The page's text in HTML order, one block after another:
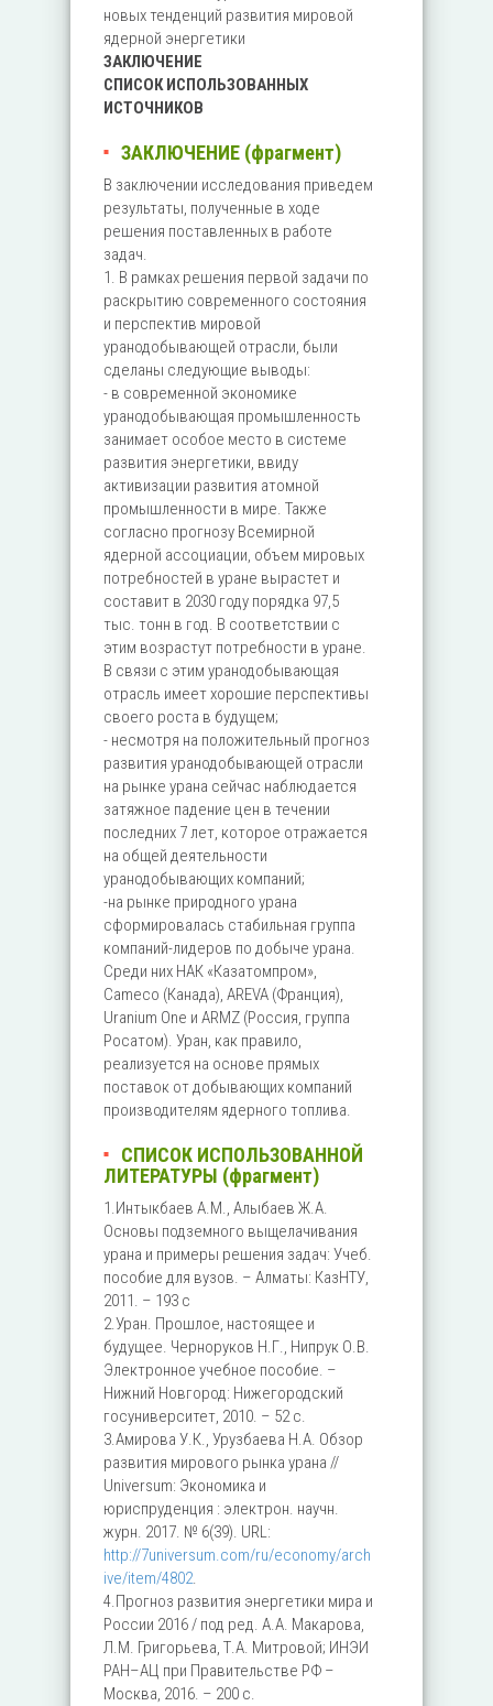
новых тенденций развития мировой
ядерной энергетики
ЗАКЛЮЧЕНИЕ
СПИСОК ИСПОЛЬЗОВАННЫХ
ИСТОЧНИКОВ
ЗАКЛЮЧЕНИЕ (фрагмент)
В заключении исследования приведем
результаты, полученные в ходе
решения поставленных в работе
задач.
1. В рамках решения первой задачи по
раскрытию современного состояния
и перспектив мировой
уранодобывающей отрасли, были
сделаны следующие выводы:
- в современной экономике
уранодобывающая промышленность
занимает особое место в системе
развития энергетики, ввиду
активизации развития атомной
промышленности в мире. Также
согласно прогнозу Всемирной
ядерной ассоциации, объем мировых
потребностей в уране вырастет и
составит в 2030 году порядка 97,5
тыс. тонн в год. В соответствии с
этим возрастут потребности в уране.
В связи с этим уранодобывающая
отрасль имеет хорошие перспективы
своего роста в будущем;
- несмотря на положительный прогноз
развития уранодобывающей отрасли
на рынке урана сейчас наблюдается
затяжное падение цен в течении
последних 7 лет, которое отражается
на общей деятельности
уранодобывающих компаний;
-на рынке природного урана
сформировалась стабильная группа
компаний-лидеров по добыче урана.
Среди них НАК «Казатомпром»,
Cameco (Канада), AREVA (Франция),
Uranium One и ARMZ (Россия, группа
Росатом). Уран, как правило,
реализуется на основе прямых
поставок от добывающих компаний
производителям ядерного топлива.
СПИСОК ИСПОЛЬЗОВАННОЙ
ЛИТЕРАТУРЫ (фрагмент)
1.Интыкбаев А.М., Алыбаев Ж.А.
Основы подземного выщелачивания
урана и примеры решения задач: Учеб.
пособие для вузов. – Алматы: КазНТУ,
2011. – 193 с
2.Уран. Прошлое, настоящее и
будущее. Черноруков Н.Г., Нипрук О.В.
Электронное учебное пособие. –
Нижний Новгород: Нижегородский
госуниверситет, 2010. – 52 с.
3.Амирова У.К., Урузбаева Н.А. Обзор
развития мирового рынка урана //
Universum: Экономика и
юриспруденция : электрон. научн.
журн. 2017. № 6(39). URL:
http://7universum.com/ru/economy/arch
ive/item/4802.
4.Прогноз развития энергетики мира и
России 2016 / под ред. А.А. Макарова,
Л.М. Григорьева, Т.А. Митровой; ИНЭИ
РАН–АЦ при Правительстве РФ –
Москва, 2016. – 200 с.